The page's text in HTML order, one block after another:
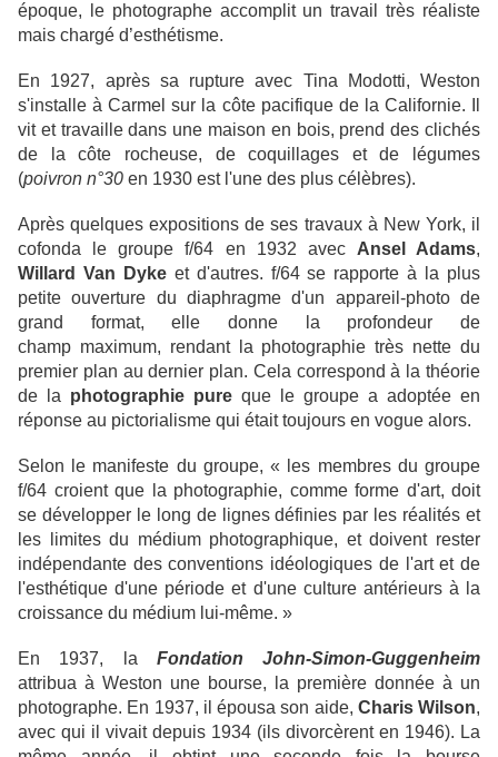
époque, le photographe accomplit un travail très réaliste
mais chargé d’esthétisme.
En 1927, après sa rupture avec Tina Modotti, Weston
s'installe à Carmel sur la côte pacifique de la Californie. Il
vit et travaille dans une maison en bois, prend des clichés
de la côte rocheuse, de coquillages et de légumes
(poivron n°30 en 1930 est l'une des plus célèbres).
Après quelques expositions de ses travaux à New York, il
cofonda le groupe f/64 en 1932 avec Ansel Adams,
Willard Van Dykeet d'autres. f/64 se rapporte à la plus
petite ouverture du diaphragme d'un appareil-photo de
grand format, elle donne la profondeur de
champ maximum, rendant la photographie très nette du
premier plan au dernier plan. Cela correspond à la théorie
de la photographie pure que le groupe a adoptée en
réponse au pictorialisme qui était toujours en vogue alors.
Selon le manifeste du groupe, « les membres du groupe
f/64 croient que la photographie, comme forme d'art, doit
se développer le long de lignes définies par les réalités et
les limites du médium photographique, et doivent rester
indépendante des conventions idéologiques de l'art et de
l'esthétique d'une période et d'une culture antérieurs à la
croissance du médium lui-même. »
En 1937, la Fondation John-Simon-Guggenheim
attribua à Weston une bourse, la première donnée à un
photographe. En 1937, il épousa son aide, Charis Wilson,
avec qui il vivait depuis 1934 (ils divorcèrent en 1946). La